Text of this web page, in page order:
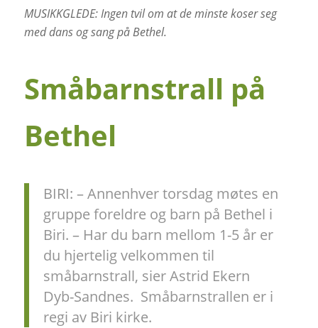
MUSIKKGLEDE: Ingen tvil om at de minste koser seg
med dans og sang på Bethel.
Småbarnstrall på
Bethel
BIRI: – Annenhver torsdag møtes en
gruppe foreldre og barn på Bethel i
Biri. – Har du barn mellom 1-5 år er
du hjertelig velkommen til
småbarnstrall, sier Astrid Ekern
Dyb-Sandnes. Småbarnstrallen er i
regi av Biri kirke.